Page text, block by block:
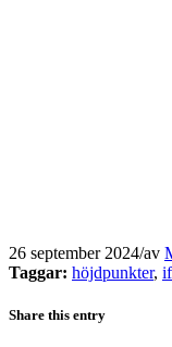
26 september 2024/av
Taggar: höjdpunkter,
Share this entry